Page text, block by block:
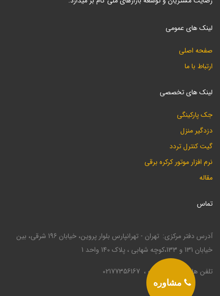
لینک های عمومی
صفحه اصلی
ارتباط با ما
لینک های تخصصی
جک پارکینگی
دزدگیر منزل
گیت کنترل تردد
نرم افزار موتور کرکره برقی
مقاله
تماس
آدرس دفتر مرکزی
تهران - تهرانپارس بلوار پروین، خیابان 196 شرقی، بین
خیابان 131 و 133،کوچه شهابی ، پلاک 140 واحد 1
تلفن ها
02177330946
02177356167
مشاوره